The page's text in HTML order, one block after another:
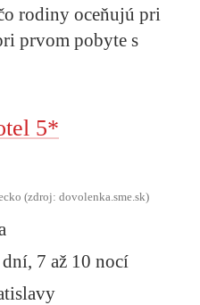
rodiny oceňujú pri
prvom pobyte s
5*
(zdroj: dovolenka.sme.sk)
dní, 7 až 10 nocí